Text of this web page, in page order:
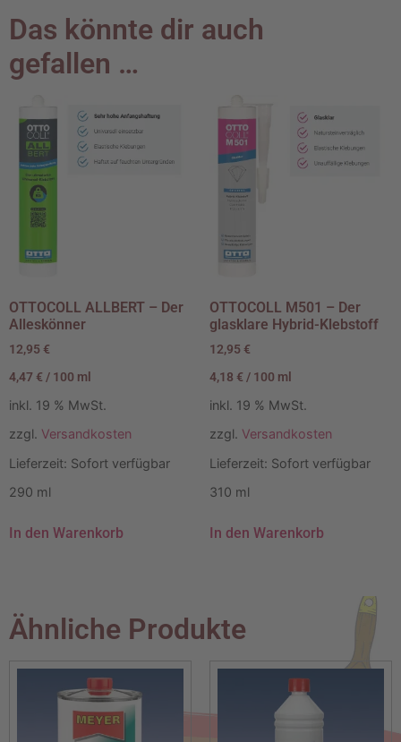
Das könnte dir auch
gefallen …
OTTOCOLL ALLBERT – Der
Alleskönner
12,95 €
4,47 € / 100 ml
inkl. 19 % MwSt.
zzgl. Versandkosten
Lieferzeit: Sofort verfügbar
290 ml
In den Warenkorb
OTTOCOLL M501 – Der
glasklare Hybrid-Klebstoff
12,95 €
4,18 € / 100 ml
inkl. 19 % MwSt.
zzgl. Versandkosten
Lieferzeit: Sofort verfügbar
310 ml
In den Warenkorb
Ähnliche Produkte